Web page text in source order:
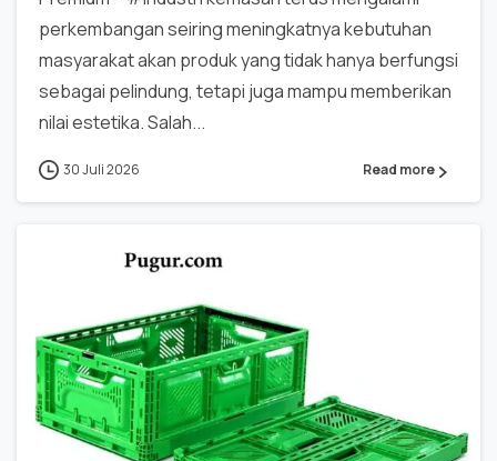
perkembangan seiring meningkatnya kebutuhan
masyarakat akan produk yang tidak hanya berfungsi
sebagai pelindung, tetapi juga mampu memberikan
nilai estetika. Salah...
30 Juli 2026 Read more